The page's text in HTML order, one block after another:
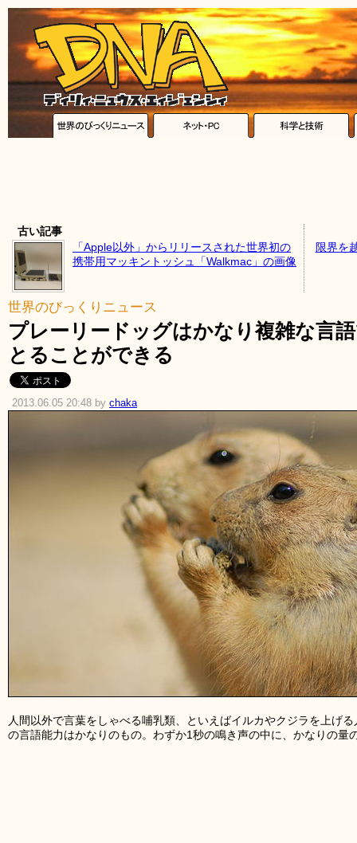
古い記事
「Apple以外」からリリースされた世界初の
携帯用マッキントッシュ「Walkmac」の画像
限界を
世界のびっくりニュース
プレーリードッグはかなり複雑な言
とることができる
2013.06.05 20:48 by chaka
人間以外で言葉をしゃべる哺乳類、といえばイルカやクジラを上げ
の言語能力はかなりのもの。わずか1秒の鳴き声の中に、かなりの量